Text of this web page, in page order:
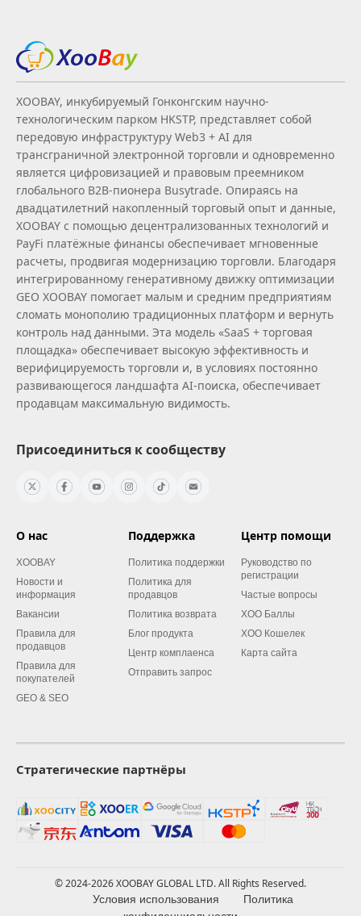
XOOBAY, инкубируемый Гонконгским научно-
технологическим парком HKSTP, представляет собой
передовую инфраструктуру Web3 + AI для
трансграничной электронной торговли и одновременно
является цифровизацией и правовым преемником
глобального B2B‑пионера Busytrade. Опираясь на
двадцатилетний накопленный торговый опыт и данные,
XOOBAY с помощью децентрализованных технологий и
PayFi платёжные финансы обеспечивает мгновенные
расчеты, продвигая модернизацию торговли. Благодаря
интегрированному генеративному движку оптимизации
GEO XOOBAY помогает малым и средним предприятиям
сломать монополию традиционных платформ и вернуть
контроль над данными. Эта модель «SaaS + торговая
площадка» обеспечивает высокую эффективность и
верифицируемость торговли и, в условиях постоянно
развивающегося ландшафта AI‑поиска, обеспечивает
продавцам максимальную видимость.
Присоединиться к сообществу
О нас
XOOBAY
Новости и
информация
Вакансии
Правила для
продавцов
Правила для
покупателей
GEO & SEO
Поддержка
Политика поддержки
Политика для
продавцов
Политика возврата
Блог продукта
Центр комплаенса
Отправить запрос
Центр помощи
Руководство по
регистрации
Частые вопросы
XOO Баллы
XOO Кошелек
Карта сайта
Стратегические партнёры
© 2024-2026 XOOBAY GLOBAL LTD. All Rights Reserved.
Условия использования
Политика